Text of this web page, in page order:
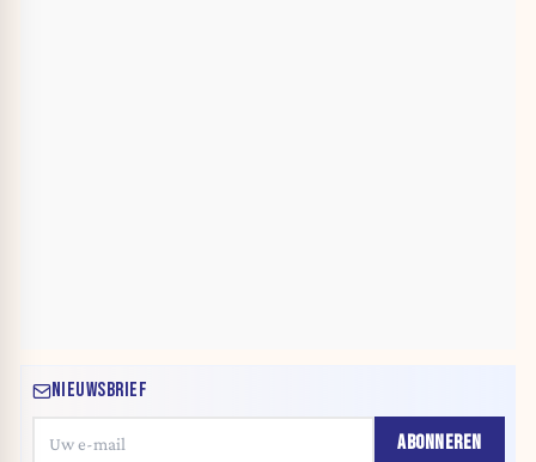
NIEUWSBRIEF
ABONNEREN